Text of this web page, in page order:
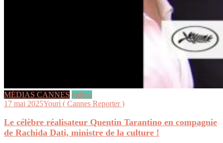
MÉDIAS CANNES videos
17 mai 2025Youri ( Cannes Reporter )
Le célèbre réalisateur Quentin Tarantino en compagnie
de Rachida Dati, ministre de la culture !